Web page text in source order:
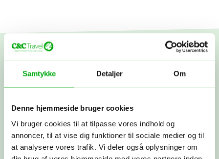
Samtykke Detaljer Om
Denne hjemmeside bruger cookies
Vi bruger cookies til at tilpasse vores indhold og
annoncer, til at vise dig funktioner til sociale medier og til
at analysere vores trafik. Vi deler også oplysninger om
Skræddersy din egen
rejse
Fortæl os om dine rejsedrømme! Vi lytter, spørger ind og
deler vores viden og erfaringer. Bagefter får du et
skræddersyet rejseforslag. Hvis synes om det, går vi i